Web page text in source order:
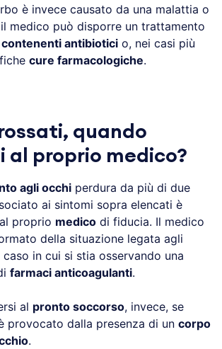
è invece causato da una malattia o
il medico può disporre un trattamento
antibiotici o, nei casi più
cure farmacologiche.
quando
al proprio medico?
agli occhi perdura da più di due
ai sintomi sopra elencati è
proprio medico di fiducia. Il medico
della situazione legata agli
in cui si stia osservando una
farmaci anticoagulanti.
al pronto soccorso, invece, se
provocato dalla presenza di un corpo
.